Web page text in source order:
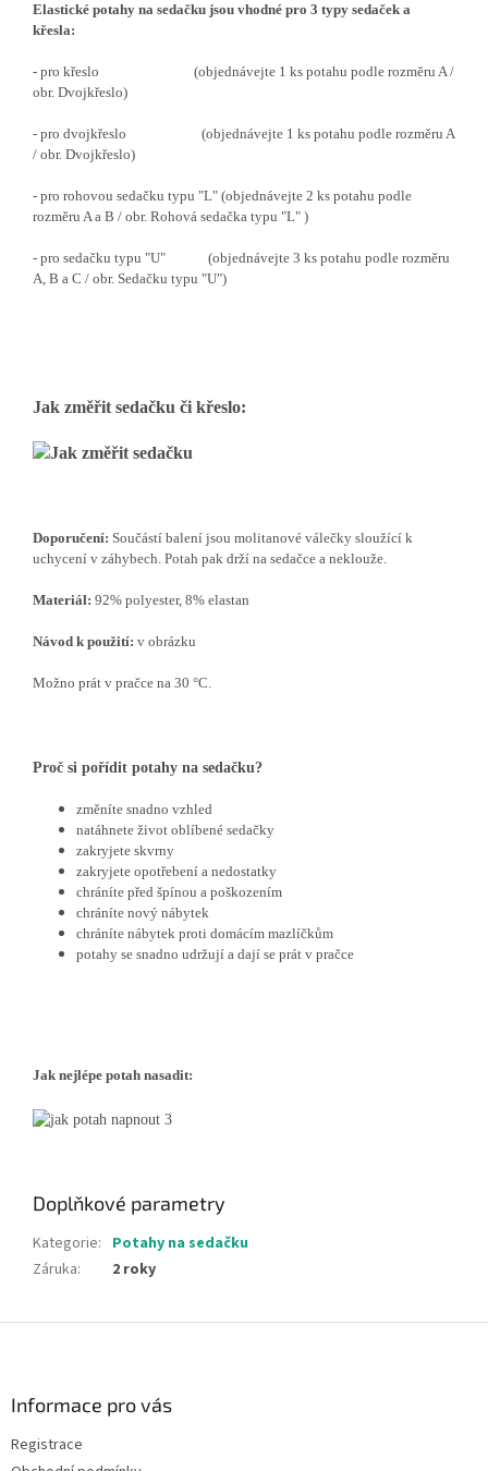
Elastické potahy na sedačku jsou vhodné pro 3 typy sedaček a
křesla:
- pro křeslo (objednávejte 1 ks potahu podle rozměru A /
obr. Dvojkřeslo)
- pro dvojkřeslo (objednávejte 1 ks potahu podle rozměru A
/ obr. Dvojkřeslo)
- pro rohovou sedačku typu "L" (objednávejte 2 ks potahu podle
rozměru A a B / obr. Rohová sedačka typu "L" )
- pro sedačku typu "U" (objednávejte 3 ks potahu podle rozměru
A, B a C / obr. Sedačku typu "U")
Jak změřit sedačku či křeslo:
Doporučení: Součástí balení jsou molitanové válečky sloužící k
uchycení v záhybech. Potah pak drží na sedačce a neklouže.
Materiál: 92% polyester, 8% elastan
Návod k použití: v obrázku
Možno prát v pračce na 30 °C.
Proč si pořídit potahy na sedačku?
změníte snadno vzhled
natáhnete život oblíbené sedačky
zakryjete skvrny
zakryjete opotřebení a nedostatky
chráníte před špínou a poškozením
chráníte nový nábytek
chráníte nábytek proti domácím mazlíčkům
potahy se snadno udržují a dají se prát v pračce
Jak nejlépe potah nasadit:
Doplňkové parametry
Kategorie: Potahy na sedačku
Záruka: 2 roky
Informace pro vás
Registrace